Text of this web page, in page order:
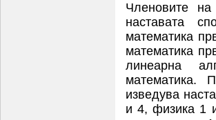
Членовите
наставата
математика
математика
линеарна
математика.
изведува
и 4, физика 1